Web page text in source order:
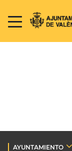
AYUNTAMIENTO